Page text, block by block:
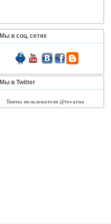
Мы в соц. сетях
Мы в Twitter
Твиты пользователя @tovarua